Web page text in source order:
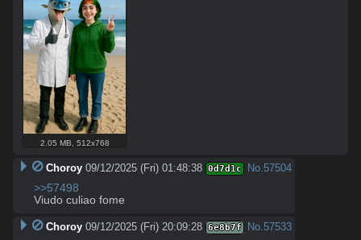
2.05 MB 512x768
Choroy 09/12/2025 (Fri) 01:48:38 0d7d1c No.57504
>>57498
Viudo culiao fome
Choroy 09/12/2025 (Fri) 20:09:28 6e8b7f No.57533